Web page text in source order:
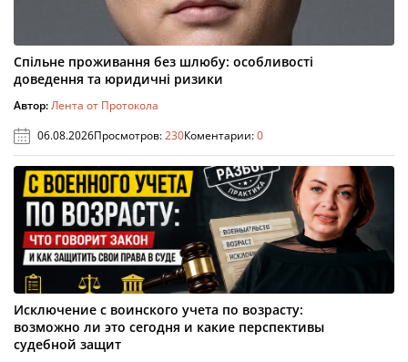
Спільне проживання без шлюбу: особливості
доведення та юридичні ризики
Автор:Лента от Протокола
06.08.2026Просмотров:230Коментарии:0
Исключение с воинского учета по возрасту:
возможно ли это сегодня и какие перспективы
судебной защит